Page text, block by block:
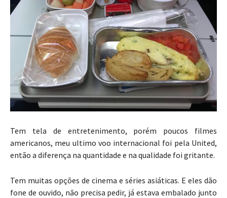
Tem tela de entretenimento, porém poucos filmes
americanos, meu ultimo voo internacional foi pela United,
então a diferença na quantidade e na qualidade foi gritante.
Tem muitas opções de cinema e séries asiáticas. E eles dão
fone de ouvido, não precisa pedir, já estava embalado junto